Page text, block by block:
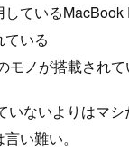
ている
いる
ノが搭載されて
いないよりはマ
い難い。